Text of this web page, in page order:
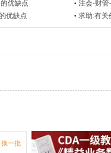
优缺点 • 注会-财管
优缺点 • 求助:有关
换一批